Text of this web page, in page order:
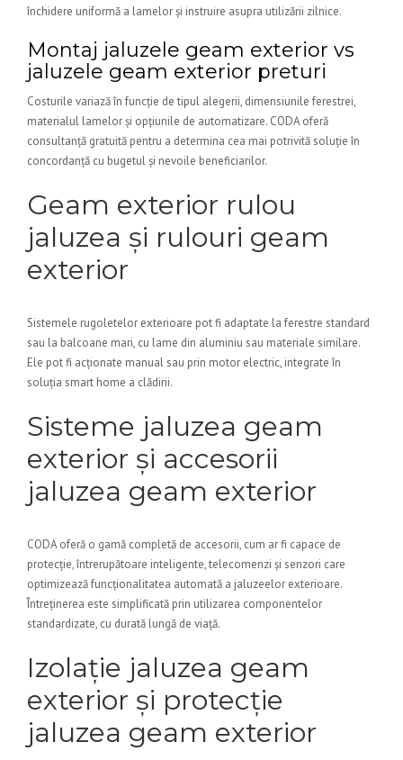
închidere uniformă a lamelor și instruire asupra utilizării zilnice.
Montaj jaluzele geam exterior vs
jaluzele geam exterior preturi
Costurile variază în funcție de tipul alegerii, dimensiunile ferestrei,
materialul lamelor și opțiunile de automatizare. CODA oferă
consultanță gratuită pentru a determina cea mai potrivită soluție în
concordanță cu bugetul și nevoile beneficiarilor.
Geam exterior rulou
jaluzea și rulouri geam
exterior
Sistemele rugoletelor exterioare pot fi adaptate la ferestre standard
sau la balcoane mari, cu lame din aluminiu sau materiale similare.
Ele pot fi acționate manual sau prin motor electric, integrate în
soluția smart home a clădirii.
Sisteme jaluzea geam
exterior și accesorii
jaluzea geam exterior
CODA oferă o gamă completă de accesorii, cum ar fi capace de
protecție, întrerupătoare inteligente, telecomenzi și senzori care
optimizează funcționalitatea automată a jaluzeelor exterioare.
Întreținerea este simplificată prin utilizarea componentelor
standardizate, cu durată lungă de viață.
Izolație jaluzea geam
exterior și protecție
jaluzea geam exterior